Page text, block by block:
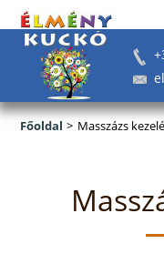
Hatha jóga
Főoldal > Masszázs